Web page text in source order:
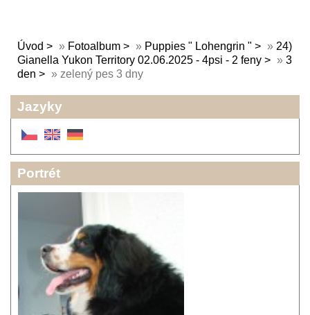
Úvod » Fotoalbum » Puppies " Lohengrin " » 24)
Gianella Yukon Territory 02.06.2025 - 4psi - 2 feny
» 3
den
» zelený pes 3 dny
Jazyky
Portrét